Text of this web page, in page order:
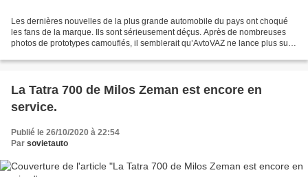
Les dernières nouvelles de la plus grande automobile du pays ont choqué
les fans de la marque. Ils sont sérieusement déçus. Après de nombreuses
photos de prototypes camouflés, il semblerait qu’AvtoVAZ ne lance plus sur
La Tatra 700 de Milos Zeman est encore en
service.
Publié le 26/10/2020 à 22:54
Par sovietauto